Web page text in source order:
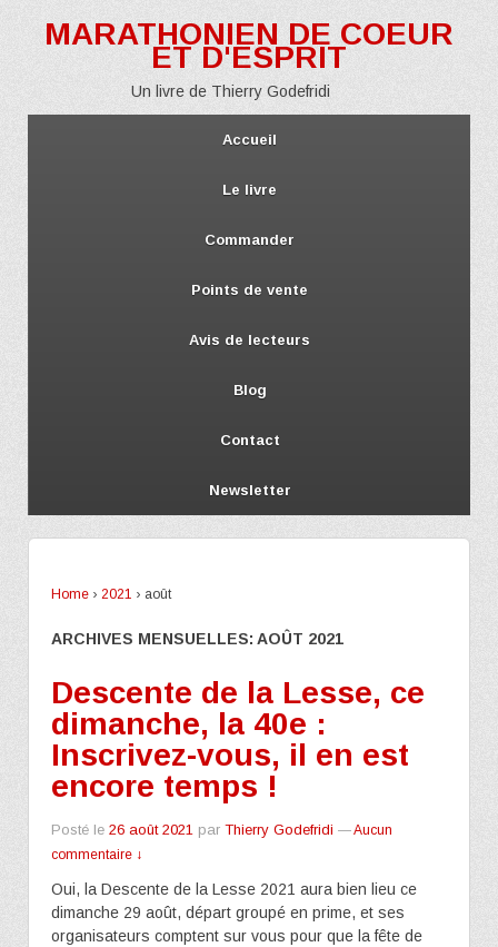
MARATHONIEN DE COEUR
ET D'ESPRIT
Un livre de Thierry Godefridi
Accueil
Le livre
Commander
Points de vente
Avis de lecteurs
Blog
Contact
Newsletter
Home › 2021 › août
ARCHIVES MENSUELLES: AOÛT 2021
Descente de la Lesse, ce
dimanche, la 40e :
Inscrivez-vous, il en est
encore temps !
Posté le 26 août 2021 par Thierry Godefridi —Aucun
commentaire ↓
Oui, la Descente de la Lesse 2021 aura bien lieu ce
dimanche 29 août, départ groupé en prime, et ses
organisateurs comptent sur vous pour que la fête de